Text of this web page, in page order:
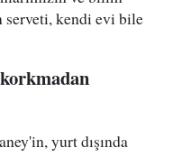
serveti, kendi evi bile
yurt dışında